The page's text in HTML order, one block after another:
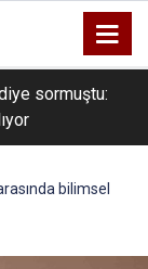
sormuştu:
bilimsel